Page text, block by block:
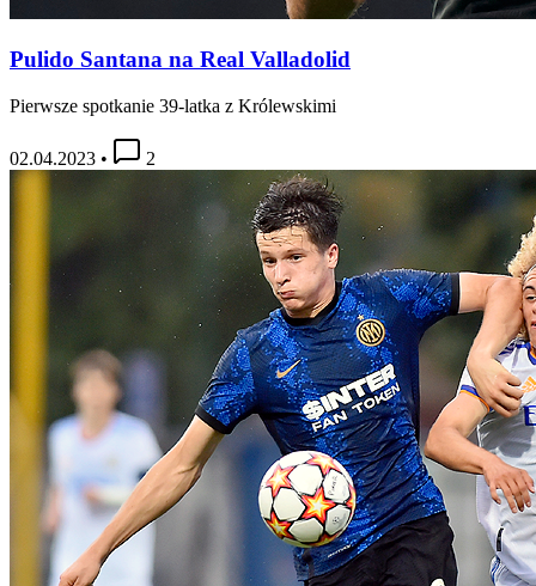
Pulido Santana na Real Valladolid
Pierwsze spotkanie 39-latka z Królewskimi
02.04.2023 • 2